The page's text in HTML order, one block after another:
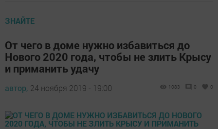
ЗНАЙТЕ
От чего в доме нужно избавиться до
Нового 2020 года, чтобы не злить Крысу
и приманить удачу
автор, 24 ноября 2019 - 19:00 1083 0 0